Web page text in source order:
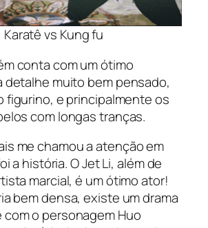
Karatê vs Kung fu
conta com um ótimo
detalhe muito bem pensado,
figurino, e principalmente os
com longas tranças.
me chamou a atenção em
a história. O Jet Li, além de
marcial, é um ótimo ator!
bem densa, existe um drama
o personagem Huo